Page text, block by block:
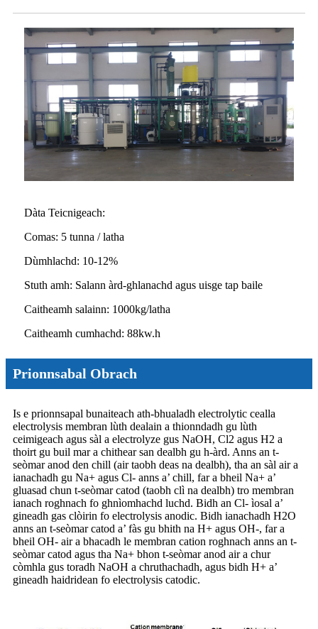
Dàta Teicnigeach:
Comas: 5 tunna / latha
Dùmhlachd: 10-12%
Stuth amh: Salann àrd-ghlanachd agus uisge tap baile
Caitheamh salainn: 1000kg/latha
Caitheamh cumhachd: 88kw.h
Prionnsabal Obrach
Is e prionnsapal bunaiteach ath-bhualadh electrolytic cealla
electrolysis membran lùth dealain a thionndadh gu lùth
ceimigeach agus sàl a electrolyze gus NaOH, Cl2 agus H2 a
thoirt gu buil mar a chithear san dealbh gu h-àrd. Anns an t-
seòmar anod den chill (air taobh deas na dealbh), tha an sàl air a
ianachadh gu Na+ agus Cl- anns a’ chill, far a bheil Na+ a’
gluasad chun t-seòmar catod (taobh clì na dealbh) tro membran
ianach roghnach fo ghnìomhachd luchd. Bidh an Cl- ìosal a’
gineadh gas clòirin fo electrolysis anodic. Bidh ianachadh H2O
anns an t-seòmar catod a’ fàs gu bhith na H+ agus OH-, far a
bheil OH- air a bhacadh le membran cation roghnach anns an t-
seòmar catod agus tha Na+ bhon t-seòmar anod air a chur
còmhla gus toradh NaOH a chruthachadh, agus bidh H+ a’
gineadh haidridean fo electrolysis catodic.